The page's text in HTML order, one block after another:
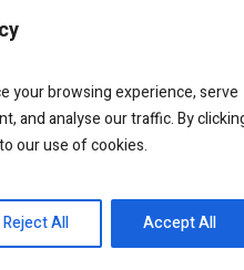
your browsing experience, serve
and analyse our traffic. By
our use of cookies.
Reject All Accept All